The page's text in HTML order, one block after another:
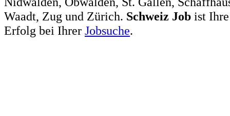
Waadt, Zug und Zürich. Schweiz Job ist
Erfolg bei Ihrer Jobsuche.